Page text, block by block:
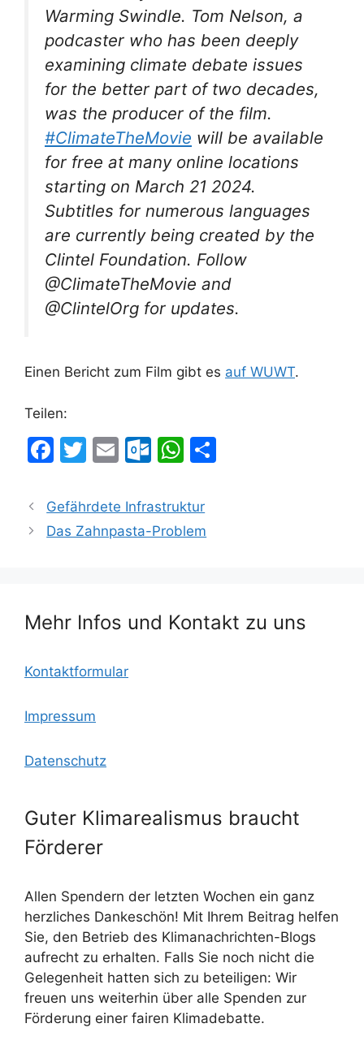
Warming Swindle. Tom Nelson, a
podcaster who has been deeply
examining climate debate issues
for the better part of two decades,
was the producer of the film.
#ClimateTheMovie will be available
for free at many online locations
starting on March 21 2024.
Subtitles for numerous languages
are currently being created by the
Clintel Foundation. Follow
@ClimateTheMovie and
@ClintelOrg for updates.
Einen Bericht zum Film gibt es auf WUWT.
Teilen:
F
c
e
k
T
itt
er
E
ai
l
O
lo
o
m
W
at
s
Gefährdete Infrastruktur
Das Zahnpasta-Problem
Mehr Infos und Kontakt zu uns
Kontaktformular
Impressum
Datenschutz
Guter Klimarealismus braucht
Förderer
Allen Spendern der letzten Wochen ein ganz
herzliches Dankeschön! Mit Ihrem Beitrag helfen
Sie, den Betrieb des Klimanachrichten-Blogs
aufrecht zu erhalten. Falls Sie noch nicht die
Gelegenheit hatten sich zu beteiligen: Wir
freuen uns weiterhin über alle Spenden zur
Förderung einer fairen Klimadebatte.